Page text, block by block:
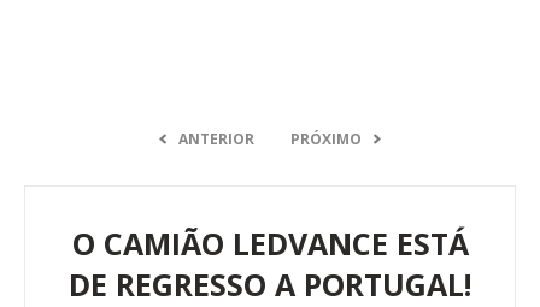
ANTERIOR PRÓXIMO
O CAMIÃO LEDVANCE ESTÁ
DE REGRESSO A PORTUGAL!